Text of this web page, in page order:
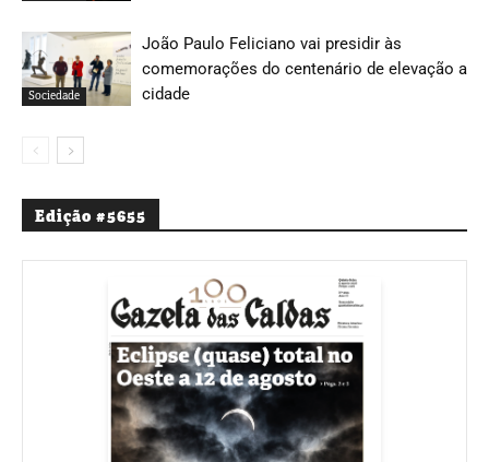
Sociedade
João Paulo Feliciano vai presidir às
comemorações do centenário de elevação a
cidade
Edição #5655